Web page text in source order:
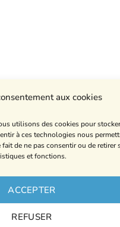
aux cookies
utilisons des cookies pour
à ces technologies nous
de ne pas consentir ou de retirer
et fonctions.
ACCEPTER
REFUSER